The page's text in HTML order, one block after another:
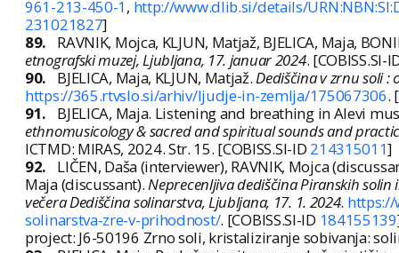
961-213-450-1, http://www.dlib.si/details/
231021827]
89.
RAVNIK, Mojca, KLJUN, Matjaž, BJELICA, Maja,
etnografski muzej, Ljubljana, 17. januar 2024. [COBISS.SI-
90.
BJELICA, Maja, KLJUN, Matjaž.Dediščina v zrnu soli :
https://365.rtvslo.si/arhiv/ljudje-in-zemlja/175067306.
91.
BJELICA, Maja. Listening and breathing in Alevi
ethnomusicology & sacred and spiritual sounds and
ICTMD: MIRAS, 2024. Str. 15. [COBISS.SI-ID 214315011]
92.
LIČEN, Daša (interviewer), RAVNIK, Mojca
Maja (discussant).Neprecenljiva dediščina Piranskih
večera Dediščina solinarstva, Ljubljana, 17. 1. 2024. https://
solinarstva-zre-v-prihodnost/. [COBISS.SI-ID 184155139
project: J6-50196 Zrno soli, kristaliziranje sobivanja: